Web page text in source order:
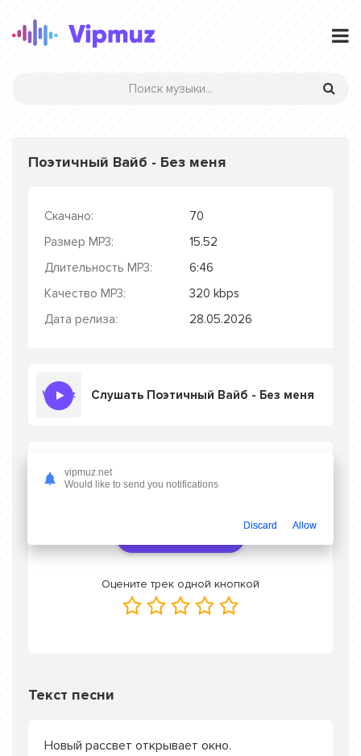
Поэтичный Вайб - Без меня
Скачано:
70
Размер MP3:
15.52
Длительность MP3:
6:46
Качество MP3:
320 kbps
Дата релиза:
28.05.2026
Слушать Поэтичный Вайб - Без меня
Скачать песню Поэтичный Вайб - Без
меняв mp3 или слушать онлайн бесплатно
Оцените трек одной кнопкой
Текст песни
Новый рассвет открывает окно.
vipmuz.net
Would like to send you notifications
Discard Allow